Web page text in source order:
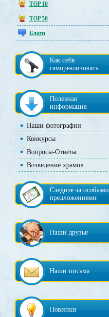
TOP 10
TOP 50
Блоги
Как себя
самореализовать
Полезная
информация
Наши фотографии
Конкурсы
Вопросы-Ответы
Возведение храмов
Следите за особыми
предложениями
Наши друзья
Наши письма
Новинки